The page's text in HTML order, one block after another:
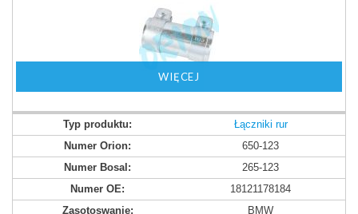
WIĘCEJ
Łączniki rur
650-123
265-123
18121178184
BMW